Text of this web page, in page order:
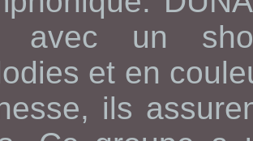
avec un
et en
ils